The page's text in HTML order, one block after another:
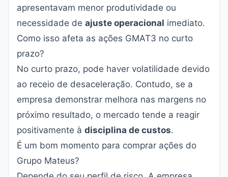
apresentavam menor produtividade ou
necessidade de ajuste operacional imediato.
Como isso afeta as ações GMAT3 no curto
prazo?
No curto prazo, pode haver volatilidade devido
ao receio de desaceleração. Contudo, se a
empresa demonstrar melhora nas margens no
próximo resultado, o mercado tende a reagir
positivamente à disciplina de custos.
É um bom momento para comprar ações do
Grupo Mateus?